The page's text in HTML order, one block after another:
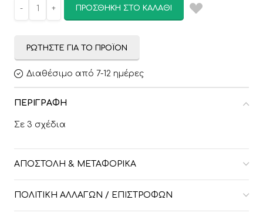
ΠΡΟΣΘΉΚΗ ΣΤΟ ΚΑΛΆΘΙ
ΡΩΤΉΣΤΕ ΓΙΑ ΤΟ ΠΡΟΪΌΝ
Διαθέσιμο από 7-12 ημέρες
ΠΕΡΙΓΡΑΦΉ
Σε 3 σχέδια
ΑΠΟΣΤΟΛΉ & ΜΕΤΑΦΟΡΙΚΆ
ΠΟΛΙΤΙΚΉ ΑΛΛΑΓΏΝ / ΕΠΙΣΤΡΟΦΏΝ